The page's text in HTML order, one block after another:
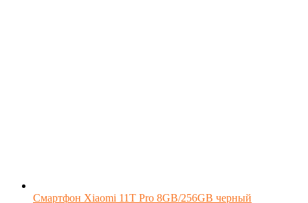
Смартфон Xiaomi 11T Pro 8GB/256GB черный